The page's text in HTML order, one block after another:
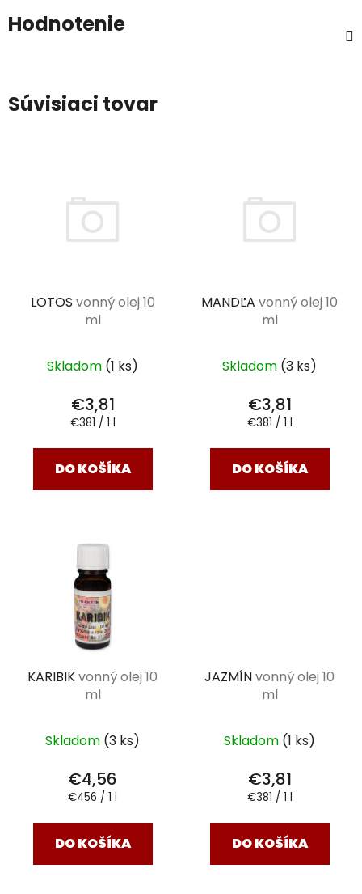
Hodnotenie
Súvisiaci tovar
LOTOS vonný olej 10
ml
Skladom (1 ks)
€3,81
Jednotková
€381 / 1 l
DO KOŠÍKA
MANDĽA vonný olej 10
ml
Skladom (3 ks)
€3,81
Jednotková
€381 / 1 l
DO KOŠÍKA
KARIBIKvonný olej 10
ml
Skladom (3 ks)
€4,56
Jednotková
€456 / 1 l
DO KOŠÍKA
JAZMÍNvonný olej 10
ml
Skladom (1 ks)
€3,81
Jednotková
€381 / 1 l
DO KOŠÍKA